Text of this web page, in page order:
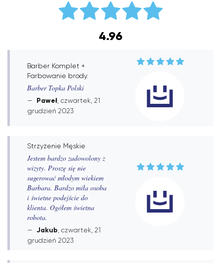
4.96
Barber Komplet +
Farbowanie brody.
Barber Topka Polski
Paweł , czwartek, 21
grudzień 2023
Strzyżenie Męskie
Jestem bardzo zadowolony z
wizyty. Proszę się nie
sugerować młodym wiekiem
Barbara. Bardzo miła osoba
i świetne podejście do
klienta. Ogółem świetna
robota.
Jakub , czwartek, 21
grudzień 2023